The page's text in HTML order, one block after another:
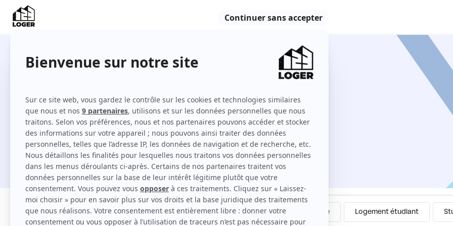
Locations à Bègles entre particuliers
Je cherche une location
Filtres Appartement Maison Colocation Meublé Logement étudiant